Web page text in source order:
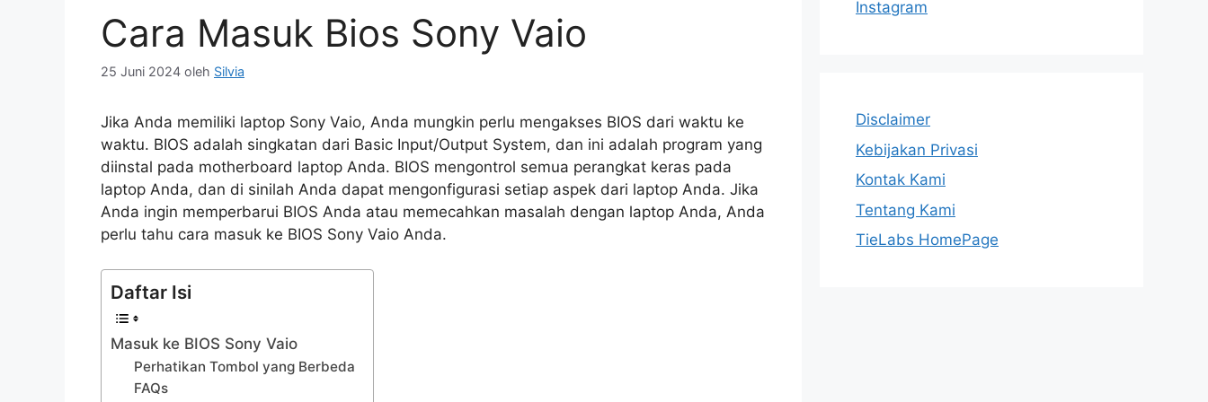
Cara Masuk Bios Sony Vaio
25 Juni 2024 oleh Silvia
Jika Anda memiliki laptop Sony Vaio, Anda mungkin perlu mengakses BIOS dari waktu ke
waktu. BIOS adalah singkatan dari Basic Input/Output System, dan ini adalah program yang
diinstal pada motherboard laptop Anda. BIOS mengontrol semua perangkat keras pada
laptop Anda, dan di sinilah Anda dapat mengonfigurasi setiap aspek dari laptop Anda. Jika
Anda ingin memperbarui BIOS Anda atau memecahkan masalah dengan laptop Anda, Anda
perlu tahu cara masuk ke BIOS Sony Vaio Anda.
Daftar Isi
Masuk ke BIOS Sony Vaio
Perhatikan Tombol yang Berbeda
FAQs
Instagram
Disclaimer
Kebijakan Privasi
Kontak Kami
Tentang Kami
TieLabs HomePage